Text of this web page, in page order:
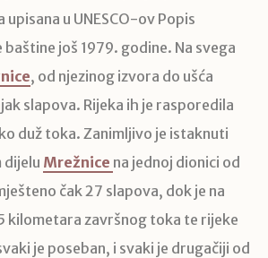
upisana u UNESCO-ov Popis
još 1979. godine. Na svega
, od njezinog izvora do ušća
slapova. Rijeka ih je rasporedila
duž toka. Zanimljivo je istaknuti
dijelu Mrežnice na jednoj dionici od
čak 27 slapova, dok je na
kilometara završnog toka te rijeke
je poseban, i svaki je drugačiji od